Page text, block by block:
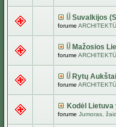
Suvalkijos
forume
Mažosios
forume
Rytų
forume
Kodėl
forume Jumoras,